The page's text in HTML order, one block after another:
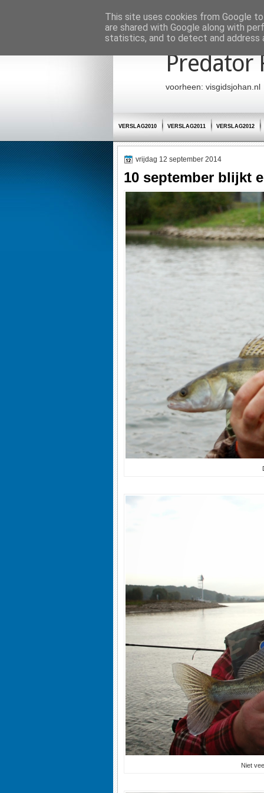
Startpagina
Predator
voorheen: visgidsjohan.nl
VERSLAG2010 VERSLAG2011 VERSLAG2012
vrijdag 12 september 2014
10 september blijkt
Niet
This site uses cookies from Google
are shared with Google along with
statistics, and to detect and address